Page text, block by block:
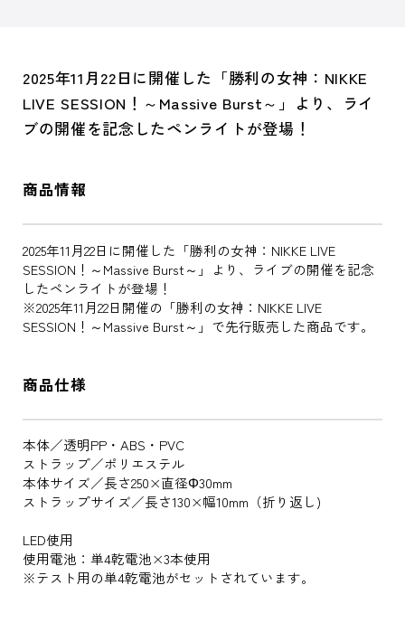
2025年11月22日に開催した「勝利の女神：NIKKE
LIVE SESSION！～Massive Burst～」より、ライ
ブの開催を記念したペンライトが登場！
商品情報
2025年11月22日に開催した「勝利の女神：NIKKE LIVE
SESSION！～Massive Burst～」より、ライブの開催を記念
したペンライトが登場！
※2025年11月22日開催の「勝利の女神：NIKKE LIVE
SESSION！～Massive Burst～」で先行販売した商品です。
商品仕様
本体／透明PP・ABS・PVC
ストラップ／ポリエステル
本体サイズ／長さ250×直径Φ30mm
ストラップサイズ／長さ130×幅10mm（折り返し)
LED使用
使用電池：単4乾電池×3本使用
※テスト用の単4乾電池がセットされています。